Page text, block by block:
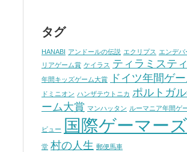
タグ
HANABI アンドールの伝説 エクリプス エンデバ
リアゲーム賞 ケイラス ティラミステ
年間キッズゲーム大賞
ドイツ年間ゲ
ドミニオン ハンザテウトニカ ポルトガ
ーム大賞 マンハッタン ルーマニア年間ゲ
ビュー 国際ゲーマー
堂 村の人生 郵便馬車